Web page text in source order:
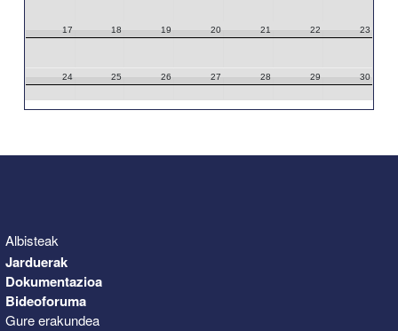
17 18 19 20 21 22 23
24 25 26 27 28 29 30
Albisteak
Jarduerak
Dokumentazioa
Bideoforuma
Gure erakundea